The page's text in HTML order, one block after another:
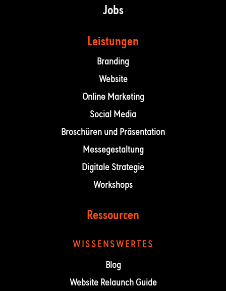
Jobs
Leistungen
Branding
Website
Online Marketing
Social Media
Broschüren und Präsentation
Messegestaltung
Digitale Strategie
Workshops
Ressourcen
WISSENSWERTES
Blog
Website Relaunch Guide